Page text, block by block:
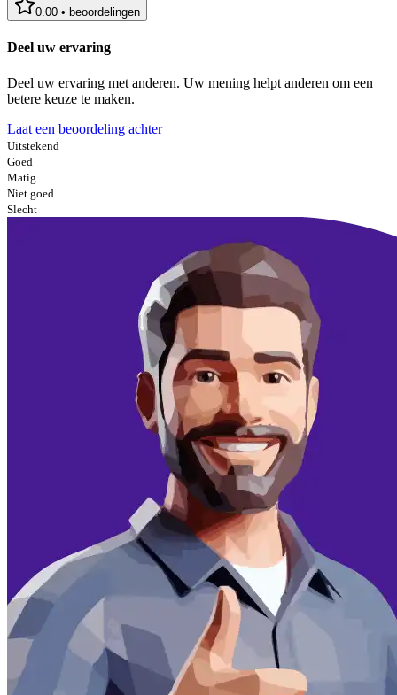
0.00 • beoordelingen
Deel uw ervaring
Deel uw ervaring met anderen. Uw mening helpt anderen om een
betere keuze te maken.
Laat een beoordeling achter
Uitstekend
Goed
Matig
Niet goed
Slecht